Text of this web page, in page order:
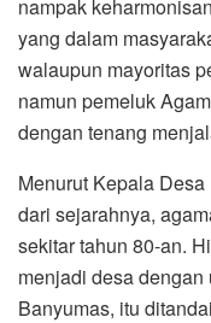
nampak
yang dalam
walaupun mayoritas
namun pemeluk
dengan tenang
Menurut Kepala
dari sejarahnya,
sekitar tahun 80-an.
menjadi desa
Banyumas, itu